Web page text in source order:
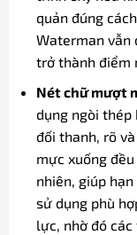
quản đúng
Waterman vẫn
trở thành điểm
Nét chữ mượt
dụng ngòi
đối thanh, rõ
mực xuống
nhiên, giúp
sử dụng phù
lực, nhờ đó